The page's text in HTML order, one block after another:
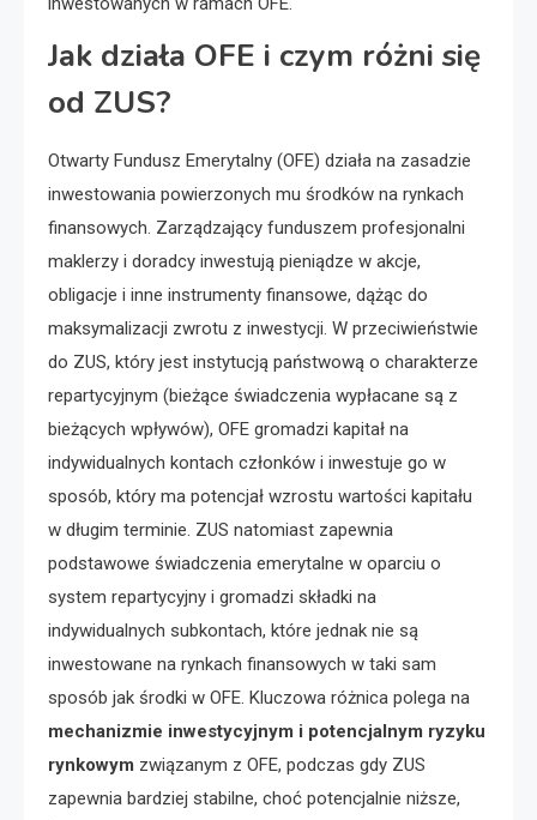
Jak działa OFE i czym różni się
od ZUS?
Otwarty Fundusz Emerytalny (OFE) działa na zasadzie
inwestowania powierzonych mu środków na rynkach
finansowych. Zarządzający funduszem profesjonalni
maklerzy i doradcy inwestują pieniądze w akcje,
obligacje i inne instrumenty finansowe, dążąc do
maksymalizacji zwrotu z inwestycji. W przeciwieństwie
do ZUS, który jest instytucją państwową o charakterze
repartycyjnym (bieżące świadczenia wypłacane są z
bieżących wpływów), OFE gromadzi kapitał na
indywidualnych kontach członków i inwestuje go w
sposób, który ma potencjał wzrostu wartości kapitału
w długim terminie. ZUS natomiast zapewnia
podstawowe świadczenia emerytalne w oparciu o
system repartycyjny i gromadzi składki na
indywidualnych subkontach, które jednak nie są
inwestowane na rynkach finansowych w taki sam
sposób jak środki w OFE. Kluczowa różnica polega na
mechanizmie inwestycyjnym i potencjalnym ryzyku
rynkowym związanym z OFE, podczas gdy ZUS
zapewnia bardziej stabilne, choć potencjalnie niższe,